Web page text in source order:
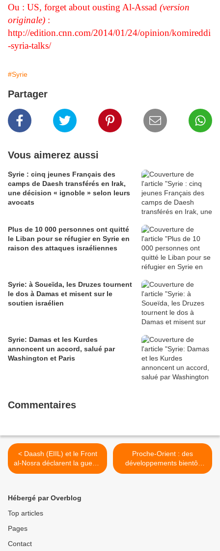
Ou : US, forget about ousting Al-Assad (version
originale) :
http://edition.cnn.com/2014/01/24/opinion/komireddi
-syria-talks/
#Syrie
Partager
Vous aimerez aussi
Syrie : cinq jeunes Français des
camps de Daesh transférés en Irak,
une décision « ignoble » selon leurs
avocats
Plus de 10 000 personnes ont quitté
le Liban pour se réfugier en Syrie en
raison des attaques israéliennes
Syrie: à Soueïda, les Druzes tournent
le dos à Damas et misent sur le
soutien israélien
Syrie: Damas et les Kurdes
annoncent un accord, salué par
Washington et Paris
Commentaires
< Daash (EIIL) et le Front
al-Nosra déclarent la guerre
au Liban
Proche-Orient : des
développements bientôt
incontrôlables >
Hébergé par Overblog
Top articles
Pages
Contact